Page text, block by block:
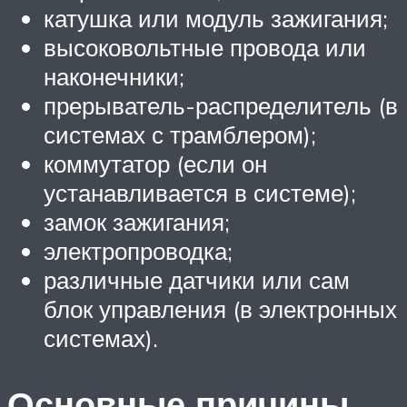
катушка или модуль зажигания;
высоковольтные провода или
наконечники;
прерыватель-распределитель (в
системах с трамблером);
коммутатор (если он
устанавливается в системе);
замок зажигания;
электропроводка;
различные датчики или сам
блок управления (в электронных
системах).